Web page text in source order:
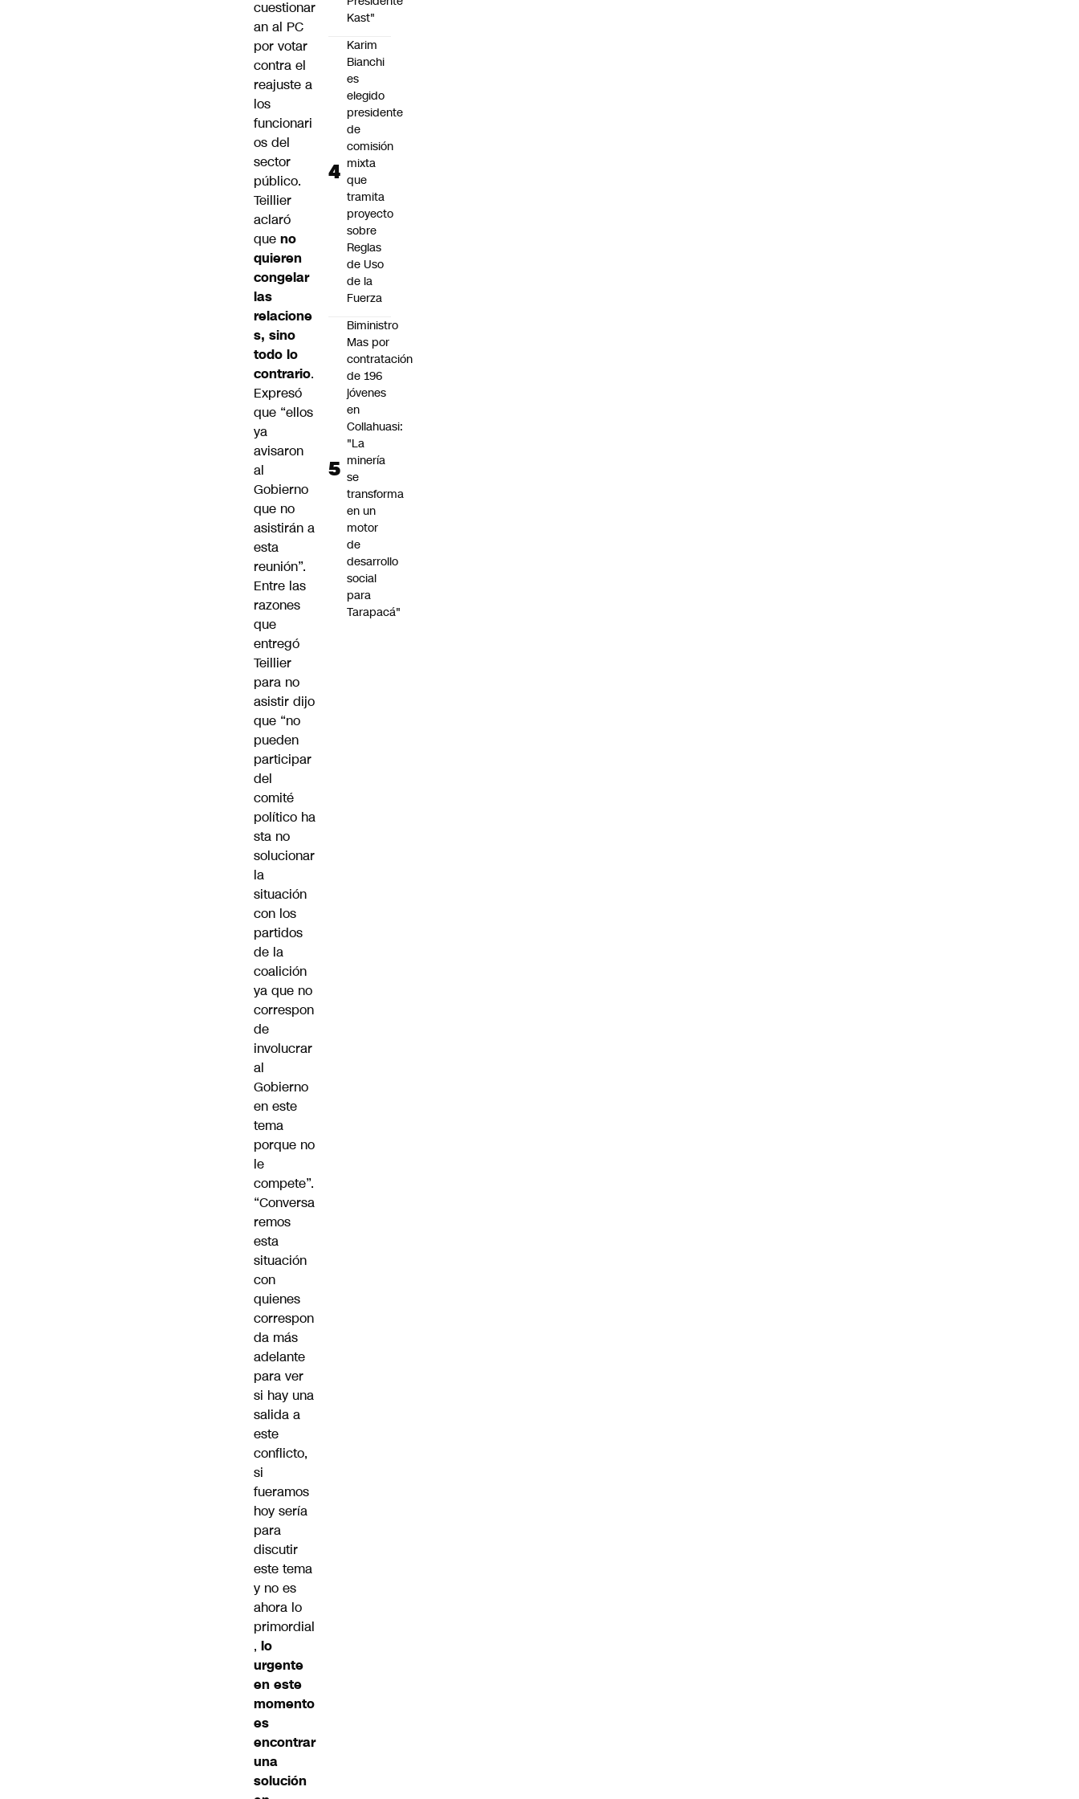
cuestionar
an al PC
por votar
contra el
reajuste a
los
funcionari
os del
sector
público.
Teillier
aclaró
que no
quieren
congelar
las
relacione
s, sino
todo lo
contrario.
Expresó
que “ellos
ya
avisaron
al
Gobierno
que no
asistirán a
esta
reunión”.
Entre las
razones
que
entregó
Teillier
para no
asistir dijo
que “no
pueden
participar
del
comité
político ha
sta no
solucionar
la
situación
con los
partidos
de la
coalición
ya que no
correspon
de
involucrar
al
Gobierno
en este
tema
porque no
le
compete”.
“Conversa
remos
esta
situación
con
quienes
correspon
da más
adelante
para ver
si hay una
salida a
este
conflicto,
si
fueramos
hoy sería
para
discutir
este tema
y no es
ahora lo
primordial
, lo
urgente
en este
momento
es
encontrar
una
solución
Kast"
Karim
Bianchi
es
elegido
presidente
de
comisión
mixta
que
tramita
proyecto
sobre
Reglas
de Uso
de la
Fuerza
Biministro
Mas por
contratación
de 196
jóvenes
en
Collahuasi:
"La
minería
se
transforma
en un
motor
de
desarrollo
social
para
Tarapacá"